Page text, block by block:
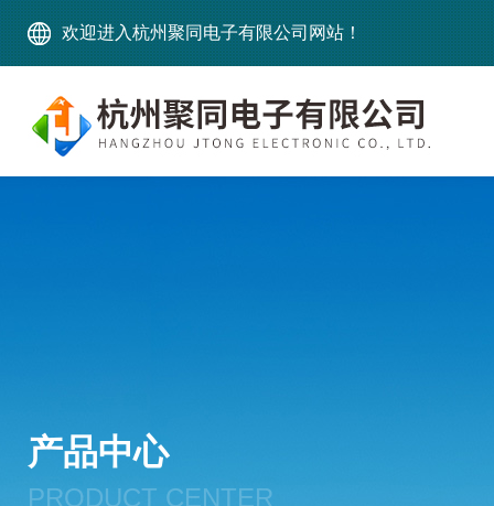
欢迎进入杭州聚同电子有限公司网站！
产品中心
PRODUCT CENTER